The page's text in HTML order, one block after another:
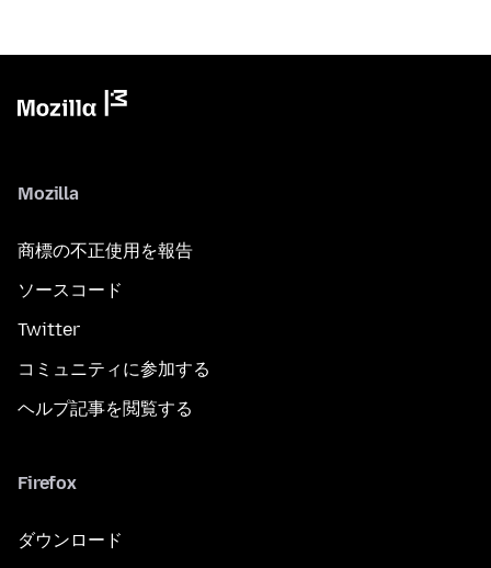
Mozilla
商標の不正使用を報告
ソースコード
Twitter
コミュニティに参加する
ヘルプ記事を閲覧する
Firefox
ダウンロード